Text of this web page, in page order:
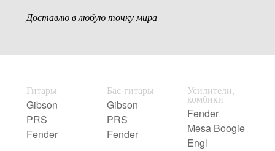
Доставлю в любую точку мира
Гитары
Gibson
PRS
Fender
Бас-гитары
Gibson
PRS
Fender
Усилители,
комбики
Fender
Mesa Boogie
Engl